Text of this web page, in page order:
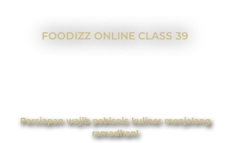
FOODIZZ ONLINE CLASS 39
Persiapan wajib pebisnis kuliner menjelang
ramadhan!